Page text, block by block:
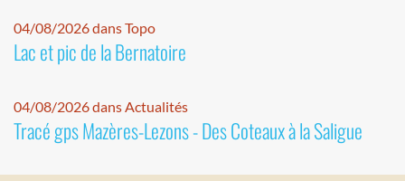
04/08/2026 dans Topo
Lac et pic de la Bernatoire
04/08/2026 dans Actualités
Tracé gps Mazères-Lezons - Des Coteaux à la Saligue